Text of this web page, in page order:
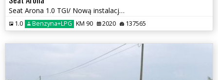
Seat Arona 1.0 TGI/ Nową instalacją LPG/2020r/czujniki przód tył
1.0 Benzyna+LPG KM 90 2020 137565